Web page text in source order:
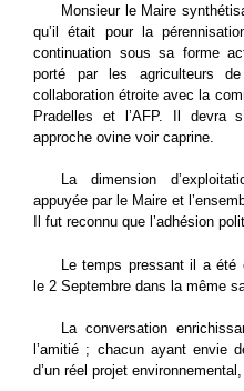
Monsieur le Maire
qu’il était pour la
continuation sous sa forme
porté par les agriculteurs
collaboration étroite avec la
Pradelles et l’AFP. Il devra
approche ovine voir caprine.
La dimension
appuyée par le Maire et
Il fut reconnu que l’adhésion
Le temps pressant il a été
le 2 Septembre dans la même
La conversation
l’amitié ; chacun ayant envie
d’un réel projet